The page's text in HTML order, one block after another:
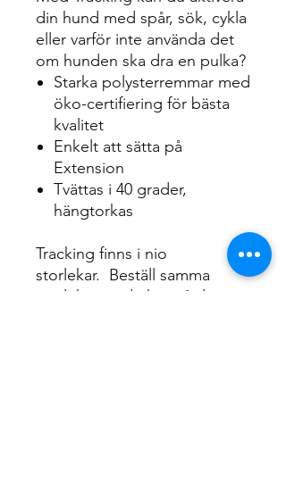
din hund med spår, sök, cykla
eller varför inte använda det
om hunden ska dra en pulka?
Starka polysterremmar med
öko-certifiering för bästa
kvalitet
Enkelt att sätta på
Extension
Tvättas i 40 grader,
hängtorkas
Tracking finns i nio
storlekar. Beställ samma
storlek som du har på ditt